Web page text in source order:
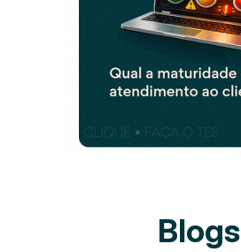
Blogs